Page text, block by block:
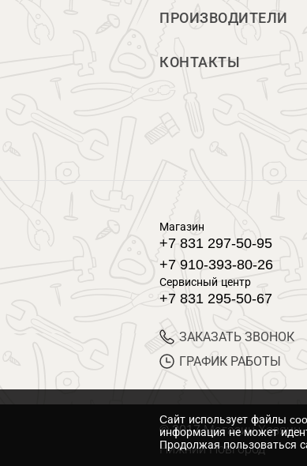
ПРОИЗВОДИТЕЛИ
КОНТАКТЫ
Магазин
+7 831 297-50-95
+7 910-393-80-26
Сервисный центр
+7 831 295-50-67
ЗАКАЗАТЬ ЗВОНОК
ГРАФИК РАБОТЫ
© 2017 Магазин Хозяин
Нижний Новгород
Cайт использует файлы
информация не может
Продолжая пользоваться